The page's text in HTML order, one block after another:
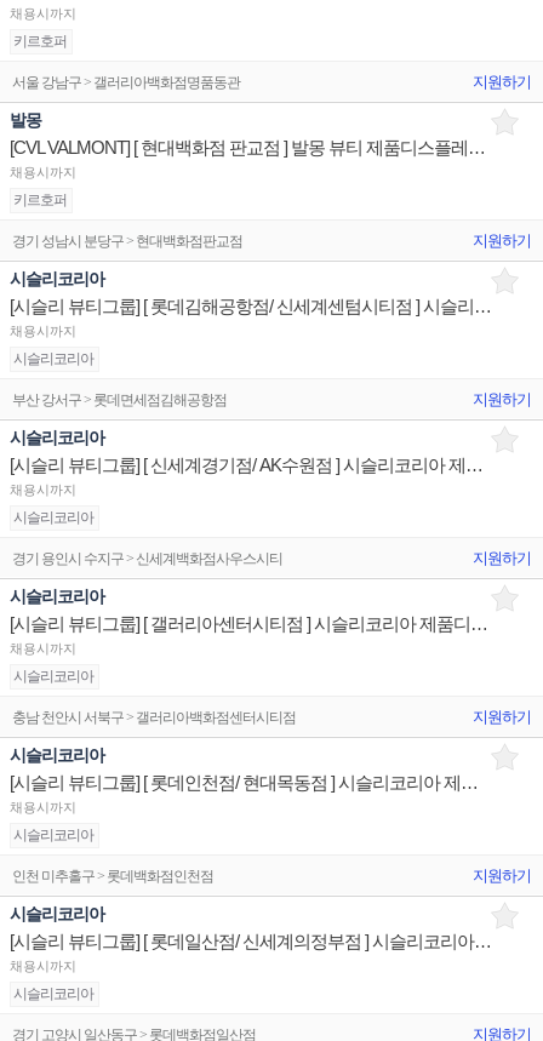
채용시까지
키르호퍼
서울 강남구 > 갤러리아백화점명품동관 지원하기
발몽
[CVL VALMONT] [ 현대백화점 판교점 ] 발몽 뷰티 제품디스플레이 판매전문직원
채용시까지
키르호퍼
경기 성남시 분당구 > 현대백화점판교점 지원하기
시슬리코리아
[시슬리 뷰티그룹] [ 롯데김해공항점/ 신세계센텀시티점 ] 시슬리코리아 제품디스플레이 판매전문직원
채용시까지
시슬리코리아
부산 강서구 > 롯데면세점김해공항점 지원하기
시슬리코리아
[시슬리 뷰티그룹] [ 신세계경기점/ AK수원점 ] 시슬리코리아 제품디스플레이 판매전문직원
채용시까지
시슬리코리아
경기 용인시 수지구 > 신세계백화점사우스시티 지원하기
시슬리코리아
[시슬리 뷰티그룹] [ 갤러리아센터시티점 ] 시슬리코리아 제품디스플레이 판매전문직원
채용시까지
시슬리코리아
충남 천안시 서북구 > 갤러리아백화점센터시티점 지원하기
시슬리코리아
[시슬리 뷰티그룹] [ 롯데인천점/ 현대목동점 ] 시슬리코리아 제품디스플레이 판매전문직원
채용시까지
시슬리코리아
인천 미추홀구 > 롯데백화점인천점 지원하기
시슬리코리아
[시슬리 뷰티그룹] [ 롯데일산점/ 신세계의정부점 ] 시슬리코리아 제품디스플레이 판매전문직원
채용시까지
시슬리코리아
경기 고양시 일산동구 > 롯데백화점일산점 지원하기